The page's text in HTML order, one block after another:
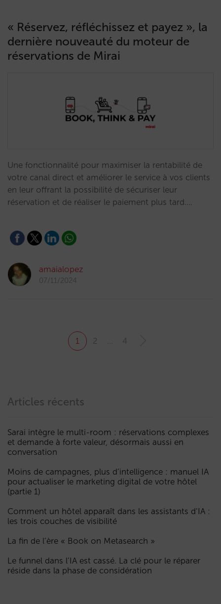
« Réservez, réfléchissez et payez », la
dernière nouveauté du moteur de
réservations de Mirai
Une fonctionnalité pour maximiser la rentabilité de
votre canal direct et améliorer le service à vos clients
en leur offrant la possibilité de sécuriser leur
réservation et de réaliser le paiement plus tard.…
amaialopez
07/11/2024
1 2 4
Articles récents
Sarai intègre le multi-room : réservations complexes
et demande à forte valeur, désormais aussi en
conversation
Moins de campagnes, plus d’intelligence : manuel IA
pour actualiser le marketing digital de votre hôtel
(partie 1)
Comment un hôtel apparaît dans les assistants d’IA :
les trois couches de visibilité
La fin de l’ère « Book on Metasearch »
Le funnel dans l’IA est cassé. La clé pour le réparer
réside dans la phase de considération